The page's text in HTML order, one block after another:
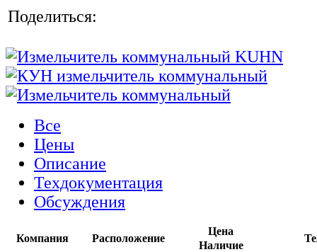
Поделиться:
Все
Цены
Описание
Техдокументация
Обсуждения
Компания Расположение
Цена
Наличие